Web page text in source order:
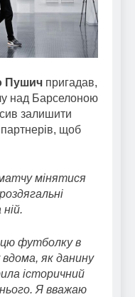
Пушич пригадав,
над Барселоною
залишити
щоб
мінятися
цю футболку в
вдома, як данину
історичний
Я вважаю